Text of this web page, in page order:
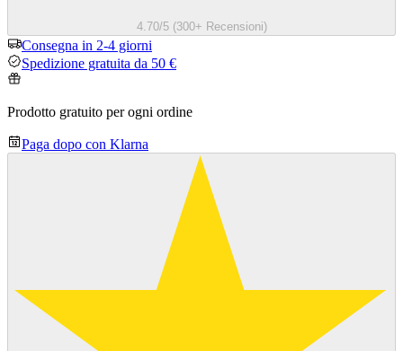
4.70/5 (300+ Recensioni)
Consegna in 2-4 giorni
Spedizione gratuita da 50 €
Prodotto gratuito per ogni ordine
Paga dopo con Klarna